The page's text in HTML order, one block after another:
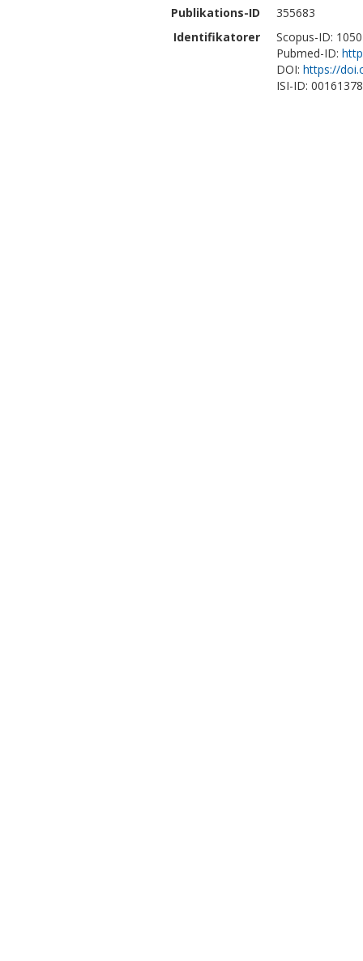
Publikations-ID
355683
Identifikatorer
Scopus-ID:
Pubmed-ID:
DOI: https://
ISI-ID: